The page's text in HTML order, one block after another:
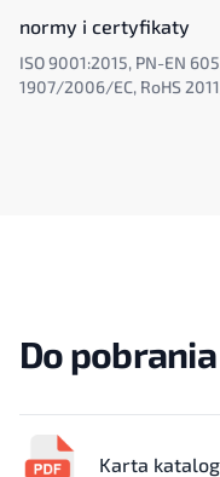
normy i certyfikaty
ISO 9001:2015, PN-EN
1907/2006/EC, RoHS
Do pobrania
Karta